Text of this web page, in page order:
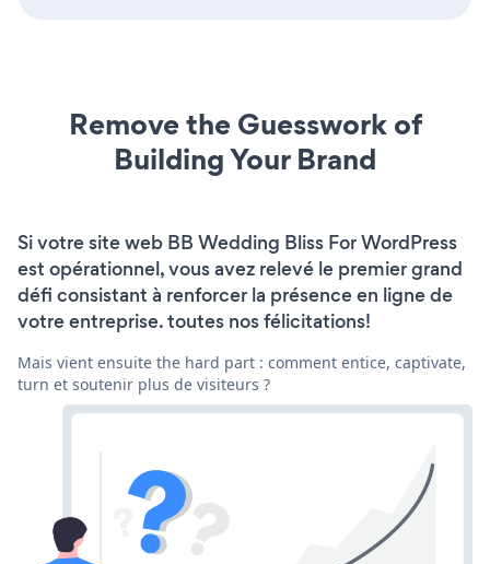
Remove the Guesswork of
Building Your Brand
Si votre site web BB Wedding Bliss For WordPress
est opérationnel, vous avez relevé le premier grand
défi consistant à renforcer la présence en ligne de
votre entreprise. toutes nos félicitations!
Mais vient ensuite the hard part : comment entice, captivate,
turn et soutenir plus de visiteurs ?